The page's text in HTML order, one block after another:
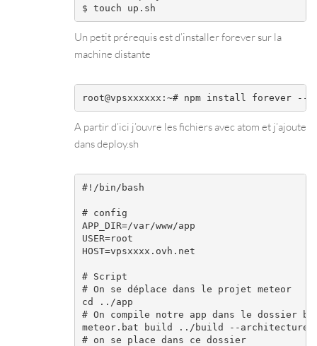
Un petit prérequis est d’installer forever sur la
machine distante
root@vpsxxxxxx:~# npm install forever --
A partir d’ici j’ouvre les fichiers avec atom et j’ajoute
dans deploy.sh
#!/bin/bash
# config
APP_DIR=/var/www/app
USER=root
HOST=vpsxxxx.ovh.net
# Script
# On se déplace dans le projet meteor
cd ../app
# On compile notre app dans le dossier
meteor.bat build ../build --architecture
# on se place dans ce dossier